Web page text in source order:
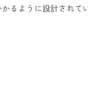
るように設計されて